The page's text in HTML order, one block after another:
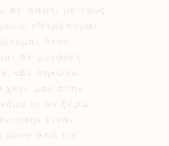
σε πάρτι με τους
«Ντρέπομαι
όταν
σε μεγάλες
«Δε σηκώνω
χέρι μου στην
κι αν ξέρω
είναι
μόνο από τις